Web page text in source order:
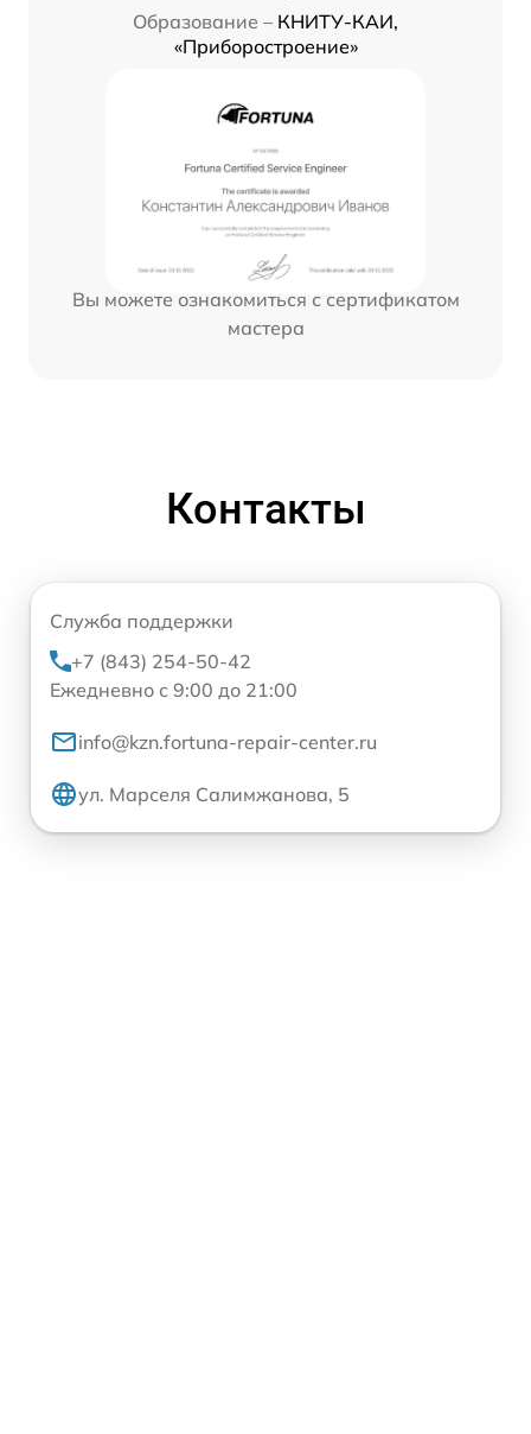
Образование – КНИТУ-КАИ,
«Приборостроение»
Вы можете ознакомиться с сертификатом
мастера
Контакты
Служба поддержки
+7 (843) 254-50-42
Ежедневно с 9:00 до 21:00
info@kzn.fortuna-repair-center.ru
ул. Марселя Салимжанова, 5